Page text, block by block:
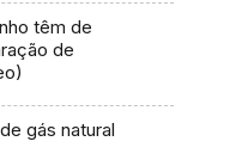
têm de
de
gás natural